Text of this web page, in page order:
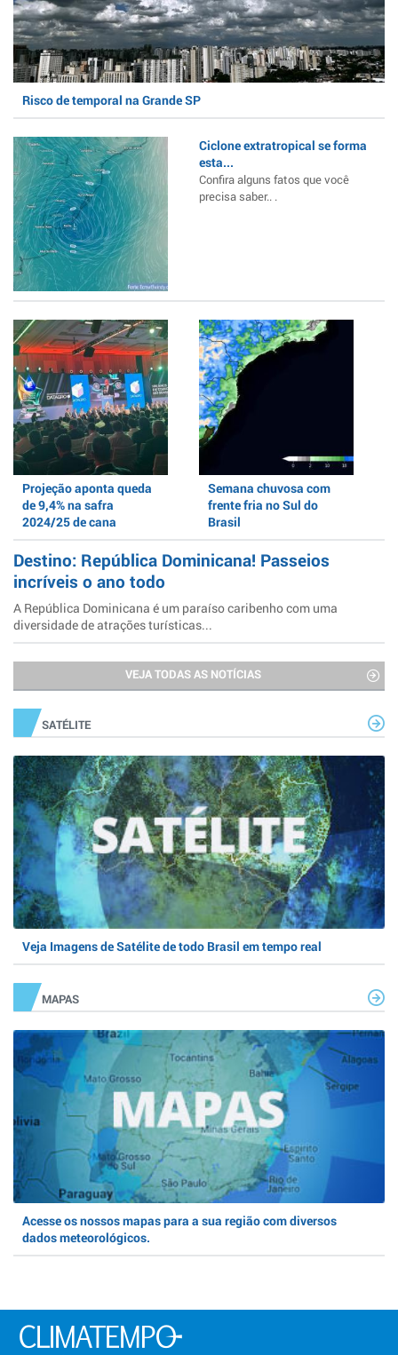
Risco de temporal na Grande SP
Ciclone extratropical se forma
esta...
Confira alguns fatos que você
precisa saber.. .
Projeção aponta queda
de 9,4% na safra
2024/25 de cana
Semana chuvosa com
frente fria no Sul do
Brasil
Destino: República Dominicana! Passeios
incríveis o ano todo
A República Dominicana é um paraíso caribenho com uma
diversidade de atrações turísticas...
VEJA TODAS AS NOTÍCIAS
SATÉLITE
Veja Imagens de Satélite de todo Brasil em tempo real
MAPAS
Acesse os nossos mapas para a sua região com diversos
dados meteorológicos.